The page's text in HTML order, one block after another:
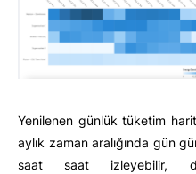
Yenilenen günlük tüketim
aylık zaman aralığında gün
saat saat izleyebilir,